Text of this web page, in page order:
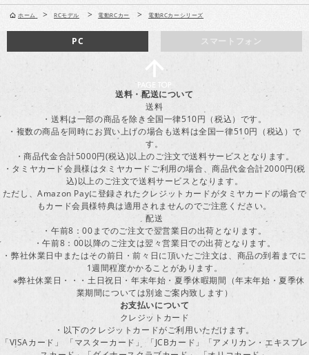
ホーム > RCモデル > 電動RCカー > 電動RCカーシリーズ
スマートフォン
PC
送料・配送について
送料
・送料は一部の商品を除き全国一律510円（税込）です。
・複数の商品を同時にお買い上げの場合も送料は全国一律510円（税込）で
す。
・商品代金合計5000円(税込)以上のご注文で送料サービスとなります。
・タミヤカード会員様はタミヤカードご利用の場合、商品代金合計2000円(税
込)以上のご注文で送料サービスとなります。
ただし、Amazon Payに登録されたクレジットカードがタミヤカードの場合で
もカード会員様特典は適用されませんのでご注意ください。
配送
・午前8：00までのご注文で翌営業日の出荷となります。
・午前8：00以降のご注文は翌々営業日での出荷となります。
・弊社休業日中またはその前日・前々日に頂いたご注文は、商品の到着までに
1週間程度かかることがあります。
※弊社休業日・・・土日祝日・年末年始・夏季休暇期間（年末年始・夏季休
業期間については別途ご案内致します）
お支払いについて
クレジットカード
・以下のクレジットカードがご利用いただけます。
「VISAカード」 「マスターカード」 「JCBカード」「アメリカン・エキスプレ